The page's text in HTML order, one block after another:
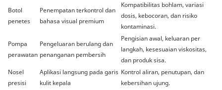
Botol
penetes
Penempatan terkontrol dan
bahasa visual premium
Kompatibilitas bohlam, variasi
dosis, kebocoran, dan risiko
kontaminasi.
Pompa
perawatan
Pengeluaran berulang dan
penanganan pembersih
Pengisian awal, keluaran per
langkah, kesesuaian viskositas,
dan produk sisa.
Nosel
presisi
Aplikasi langsung pada garis
kulit kepala
Kontrol aliran, penutupan, dan
kebersihan ujung.